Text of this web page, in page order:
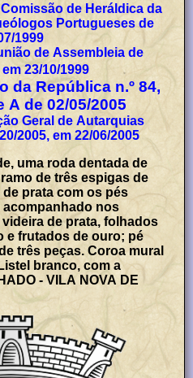
de Heráldica da
Portugueses de
1999
de Assembleia de
23/10/1999
da República n.º 84,
A de 02/05/2005
Geral de Autarquias
2005, em 22/06/2005
uma roda dentada de
de três espigas de
prata com os pés
nos
de prata, folhados
e frutados de ouro; pé
três peças. Coroa mural
branco, com a
- VILA NOVA DE